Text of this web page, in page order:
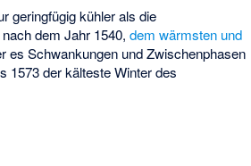
geringfügig kühler als die
nach dem Jahr 1540,dem wärmsten und
es Schwankungen und Zwischenphasen
1573 der kälteste Winter des